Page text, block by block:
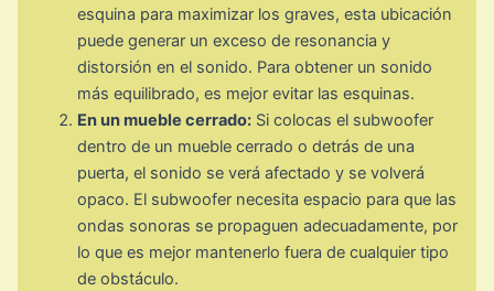
esquina para maximizar los graves, esta ubicación
puede generar un exceso de resonancia y
distorsión en el sonido. Para obtener un sonido
más equilibrado, es mejor evitar las esquinas.
En un mueble cerrado: Si colocas el subwoofer
dentro de un mueble cerrado o detrás de una
puerta, el sonido se verá afectado y se volverá
opaco. El subwoofer necesita espacio para que las
ondas sonoras se propaguen adecuadamente, por
lo que es mejor mantenerlo fuera de cualquier tipo
de obstáculo.